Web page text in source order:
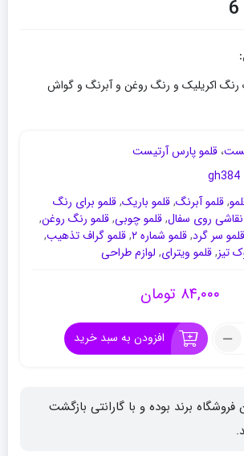
رنگ اکریلیک و رنگ روغن و آبرنگ و گواش
، قلمو پارس آرتیست
gh384
,قلمو آبرنگ,قلمو باریک,قلمو برای رنگ
نقاشی روی سفال,قلمو چوبی,قلمو رنگ روغن,
قلمو سر گرد,قلمو شماره ۲ ,قلمو گراف تذهیب,
تیز,قلمو ویترای, لوازم طراحی
۸۴,۰۰۰ تومان
افزودن به سبد خرید
برند بوده و با گارانتی بازگشت